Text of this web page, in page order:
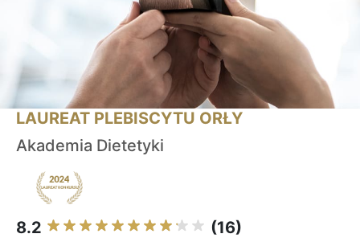
LAUREAT PLEBISCYTU ORŁY
Akademia Dietetyki
8.2 (16)